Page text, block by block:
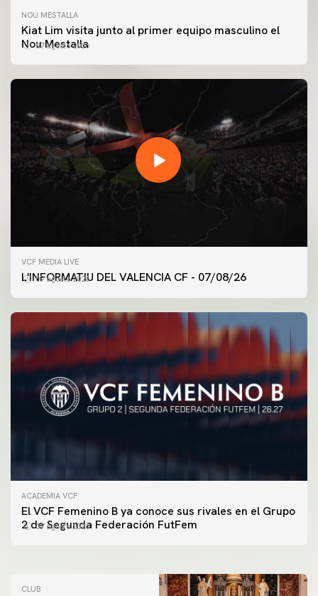
NOU MESTALLA
Kiat Lim visita junto al primer equipo masculino el
Nou Mestalla
07 agosto 2026
VCF MEDIA LIVE
L'INFORMATIU DEL VALENCIA CF - 07/08/26
07 agosto 2026
ACADEMIA VCF
El VCF Femenino B ya conoce sus rivales en el Grupo
2 de Segunda Federación FutFem
07 agosto 2026
PRIMER EQUIPO
ENTRENAMIENTO DEL VALENCIA CF 7/8/2026
CLUB